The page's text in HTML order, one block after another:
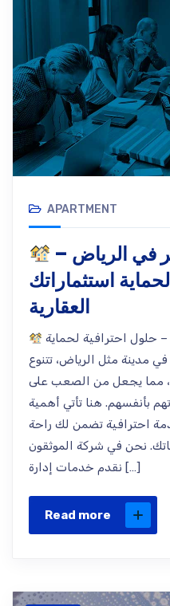
APARTMENT
استثماراتك
العقارية
إدارة أملاك الغير في الرياض – حلول احترافية لحماية
في مدينة مثل الرياض، تتنوع
مما يجعل من الصعب على
بأنفسهم. هنا تأتي أهمية
احترافية تضمن لك راحة
نحن في شركة الموثقون
نقدم خدمات إدارة […]
Read more